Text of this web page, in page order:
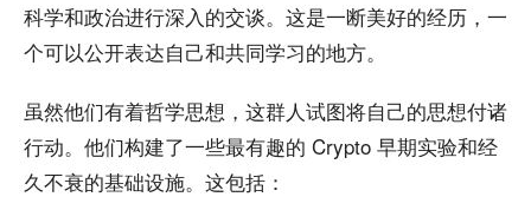
科学和政治进行深入的交谈。这是一断美好的经历，一
个可以公开表达自己和共同学习的地方。
虽然他们有着哲学思想，这群人试图将自己的思想付诸
行动。他们构建了一些最有趣的 Crypto 早期实验和经
久不衰的基础设施。这包括：